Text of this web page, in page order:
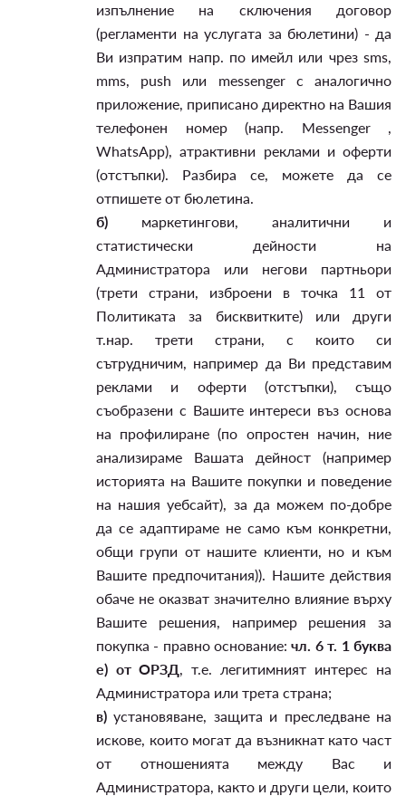
изпълнение на сключения договор
(регламенти на услугата за бюлетини) - да
Ви изпратим напр. по имейл или чрез sms,
mms, push или messenger с аналогично
приложение, приписано директно на Вашия
телефонен номер (напр. Messenger ,
WhatsApp), атрактивни реклами и оферти
(отстъпки). Разбира се, можете да се
отпишете от бюлетина.
б) маркетингови, аналитични и
статистически дейности на
Администратора или негови партньори
(трети страни, изброени в точка 11 от
Политиката за бисквитките) или други
т.нар. трети страни, с които си
сътрудничим, например да Ви представим
реклами и оферти (отстъпки), също
съобразени с Вашите интереси въз основа
на профилиране (по опростен начин, ние
анализираме Вашата дейност (например
историята на Вашите покупки и поведение
на нашия уебсайт), за да можем по-добре
да се адаптираме не само към конкретни,
общи групи от нашите клиенти, но и към
Вашите предпочитания)). Нашите действия
обаче не оказват значително влияние върху
Вашите решения, например решения за
покупка - правно основание: чл. 6 т. 1 буква
е) от ОРЗД, т.е. легитимният интерес на
Администратора или трета страна;
в) установяване, защита и преследване на
искове, които могат да възникнат като част
от отношенията между Вас и
Администратора, както и други цели, които